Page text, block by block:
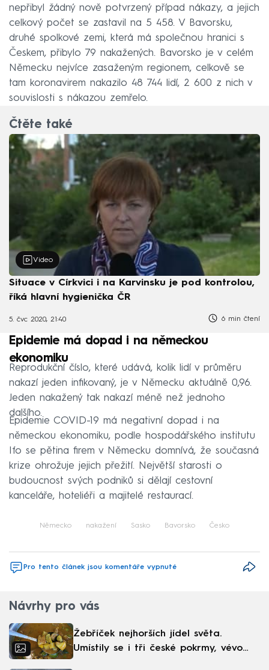
nepřibyl žádný nově potvrzený případ nákazy, a jejich
celkový počet se zastavil na 5 458. V Bavorsku,
druhé spolkové zemi, která má společnou hranici s
Českem, přibylo 79 nakažených. Bavorsko je v celém
Německu nejvíce zasaženým regionem, celkově se
tam koronavirem nakazilo 48 744 lidí, 2 600 z nich v
souvislosti s nákazou zemřelo.
Čtěte také
Video
Situace v Církvici i na Karvinsku je pod kontrolou,
říká hlavní hygienička ČR
5. čvc 2020, 21:40 6 min čtení
Epidemie má dopad i na německou
ekonomiku
Reprodukční číslo, které udává, kolik lidí v průměru
nakazí jeden infikovaný, je v Německu aktuálně 0,96.
Jeden nakažený tak nakazí méně než jednoho
dalšího.
Epidemie COVID-19 má negativní dopad i na
německou ekonomiku, podle hospodářského institutu
Ifo se pětina firem v Německu domnívá, že současná
krize ohrožuje jejich přežití. Největší starosti o
budoucnost svých podniků si dělají cestovní
kanceláře, hoteliéři a majitelé restaurací.
Německo nakažení Sasko Bavorsko Česko
Pro tento článek jsou komentáře vypnuté
Návrhy pro vás
Žebříček nejhorších jídel světa.
Umístily se i tři české pokrmy, vévodí